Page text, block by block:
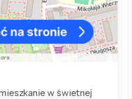
w świetnej